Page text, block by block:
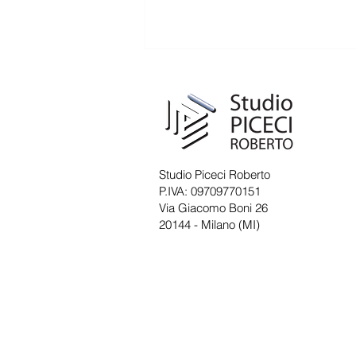
Studio per pausa estiva
Circolare n. 23/2026 La presente
per informarVi che lo Studio
resterà chiuso per pausa estiva
durante i giorni dal 10 al 21
agosto 2026 compresi.
Studio Piceci Roberto
P.IVA: 09709770151
Via Giacomo Boni 26
20144 - Milano (MI)